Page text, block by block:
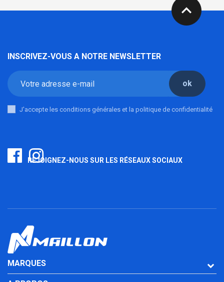
expand_less
INSCRIVEZ-VOUS A NOTRE NEWSLETTER
ok
J'accepte les conditions générales et la politique de confidentialité
REJOIGNEZ-NOUS SUR LES RÉSEAUX SOCIAUX
MARQUES